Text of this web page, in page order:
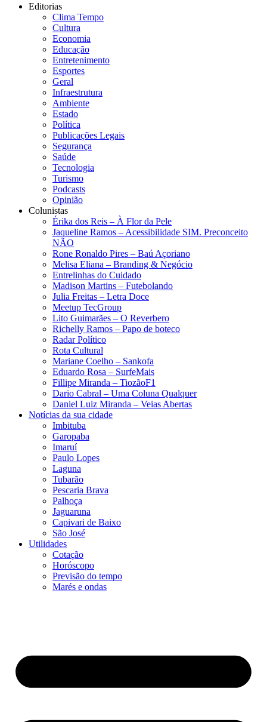
Editorias
Clima Tempo
Cultura
Economia
Educação
Entretenimento
Esportes
Geral
Infraestrutura
Ambiente
Estado
Política
Publicações Legais
Segurança
Saúde
Tecnologia
Turismo
Podcasts
Opinião
Colunistas
Érika dos Reis​ – À Flor da Pele
Jaqueline Ramos – Acessibilidade SIM. Preconceito
NÃO
Rone Ronaldo Pires – Baú Açoriano
Melisa Eliana – Branding & Negócio
Entrelinhas do Cuidado
Madison Martins – Futebolando
Julia Freitas​ – Letra Doce
Meetup TecGroup
Lito Guimarães – O Reverbero
Richelly Ramos​ – Papo de boteco
Radar Político
Rota Cultural
Mariane Coelho – Sankofa
Eduardo Rosa​ – SurfeMais
Fillipe Miranda – TiozãoF1
Dario Cabral – Uma Coluna Qualquer
Daniel Luiz Miranda – Veias Abertas
Notícias da sua cidade
Imbituba
Garopaba
Imaruí
Paulo Lopes
Laguna
Tubarão
Pescaria Brava
Palhoça
Jaguaruna
Capivari de Baixo
São José
Utilidades
Cotação
Horóscopo
Previsão do tempo
Marés e ondas